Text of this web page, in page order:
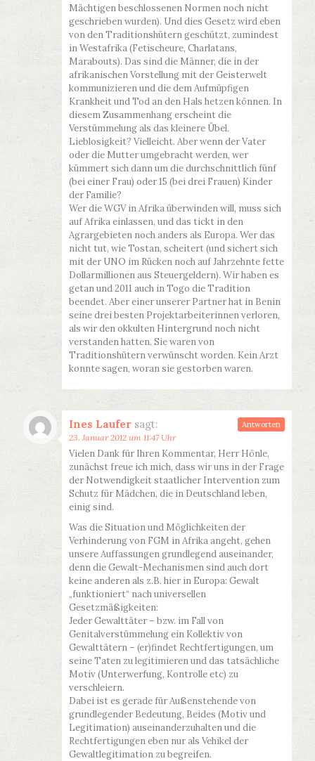
Mächtigen beschlossenen Normen noch nicht
geschrieben wurden). Und dies Gesetz wird eben
von den Traditionshütern geschützt, zumindest
in Westafrika (Fetischeure, Charlatans,
Marabouts). Das sind die Männer, die in der
afrikanischen Vorstellung mit der Geisterwelt
kommunizieren und die dem Aufmüpfigen
Krankheit und Tod an den Hals hetzen können. In
diesem Zusammenhang erscheint die
Verstümmelung als das kleinere Übel.
Lieblosigkeit? Vielleicht. Aber wenn der Vater
oder die Mutter umgebracht werden, wer
kümmert sich dann um die durchschnittlich fünf
(bei einer Frau) oder 15 (bei drei Frauen) Kinder
der Familie?
Wer die WGV in Afrika überwinden will, muss sich
auf Afrika einlassen, und das tickt in den
Agrargebieten noch anders als Europa. Wer das
nicht tut, wie Tostan, scheitert (und sichert sich
mit der UNO im Rücken noch auf Jahrzehnte fette
Dollarmillionen aus Steuergeldern). Wir haben es
getan und 2011 auch in Togo die Tradition
beendet. Aber einer unserer Partner hat in Benin
seine drei besten Projektarbeiterinnen verloren,
als wir den okkulten Hintergrund noch nicht
verstanden hatten. Sie waren von
Traditionshütern verwünscht worden. Kein Arzt
konnte sagen, woran sie gestorben waren.
Ines Laufer sagt:
23. Januar 2012 um 11:47 Uhr
Vielen Dank für Ihren Kommentar, Herr Hönle,
zunächst freue ich mich, dass wir uns in der Frage
der Notwendigkeit staatlicher Intervention zum
Schutz für Mädchen, die in Deutschland leben,
einig sind.
Was die Situation und Möglichkeiten der
Verhinderung von FGM in Afrika angeht, gehen
unsere Auffassungen grundlegend auseinander,
denn die Gewalt-Mechanismen sind auch dort
keine anderen als z.B. hier in Europa: Gewalt
„funktioniert“ nach universellen
Gesetzmäßigkeiten:
Jeder Gewalttäter – bzw. im Fall von
Genitalverstümmelung ein Kollektiv von
Gewalttätern – (er)findet Rechtfertigungen, um
seine Taten zu legitimieren und das tatsächliche
Motiv (Unterwerfung, Kontrolle etc) zu
verschleiern.
Dabei ist es gerade für Außenstehende von
grundlegender Bedeutung, Beides (Motiv und
Legitimation) auseinanderzuhalten und die
Rechtfertigungen eben nur als Vehikel der
Gewaltlegitimation zu begreifen.
Antworten